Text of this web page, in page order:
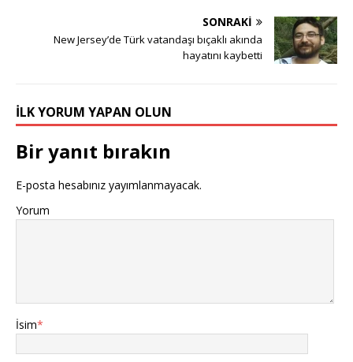
SONRAKI
New Jersey’de Türk vatandaşı bıçaklı akında
hayatını kaybetti
İLK YORUM YAPAN OLUN
Bir yanıt bırakın
E-posta hesabınız yayımlanmayacak.
Yorum
İsim*